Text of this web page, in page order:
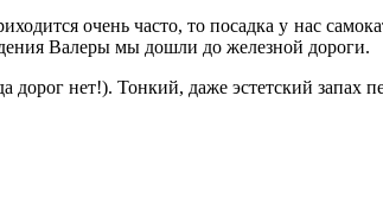
очень часто, то посадка у нас
Валеры мы дошли до железной дороги.
нет!). Тонкий, даже эстетский запах